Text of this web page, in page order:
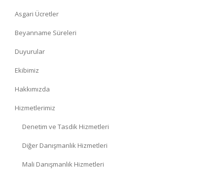
Asgari Ücretler
Beyanname Süreleri
Duyurular
Ekibimiz
Hakkımızda
Hizmetlerimiz
Denetim ve Tasdik Hizmetleri
Diğer Danışmanlık Hizmetleri
Mali Danışmanlık Hizmetleri